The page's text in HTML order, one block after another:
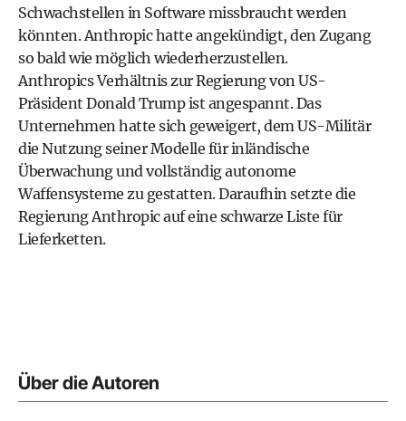
Schwachstellen in Software missbraucht werden
könnten. Anthropic hatte angekündigt, den Zugang
so bald wie möglich wiederherzustellen.
Anthropics Verhältnis zur Regierung von US-
Präsident Donald Trump ist angespannt. Das
Unternehmen hatte sich geweigert, dem US-Militär
die Nutzung seiner Modelle für inländische
Überwachung und vollständig autonome
Waffensysteme zu gestatten. Daraufhin setzte die
Regierung Anthropic auf eine schwarze Liste für
Lieferketten.
Über die Autoren